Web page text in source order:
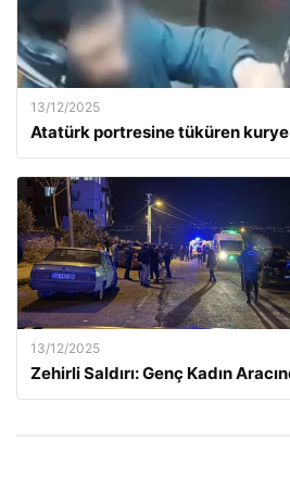
13/12/2025
Atatürk portresine tüküren kurye
13/12/2025
Zehirli Saldırı: Genç Kadın